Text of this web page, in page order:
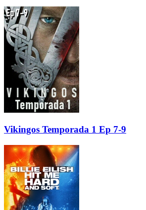
Vikingos Temporada 1 Ep 7-9